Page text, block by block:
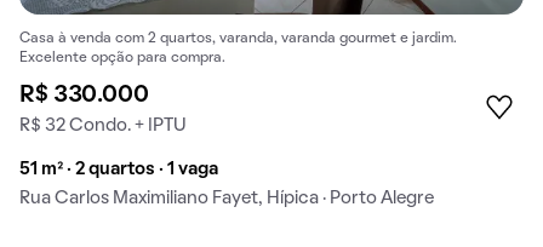
Casa à venda com 2 quartos, varanda, varanda gourmet e jardim.
Excelente opção para compra.
R$ 330.000
R$ 32 Condo. + IPTU
51 m² · 2 quartos · 1 vaga
Rua Carlos Maximiliano Fayet, Hípica · Porto Alegre